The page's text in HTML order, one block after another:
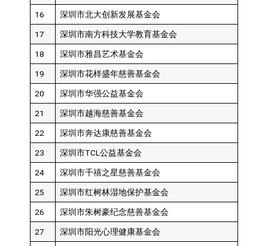
16 深圳市北大创新发展基金会
17 深圳市南方科技大学教育基金会
18 深圳市雅昌艺术基金会
19 深圳市花样盛年慈善基金会
20 深圳市华强公益基金会
21 深圳市越海慈善基金会
22 深圳市奔达康慈善基金会
23 深圳市TCL公益基金会
24 深圳市千禧之星慈善基金会
25 深圳市红树林湿地保护基金会
26 深圳市朱树豪纪念慈善基金会
27 深圳市阳光心理健康基金会